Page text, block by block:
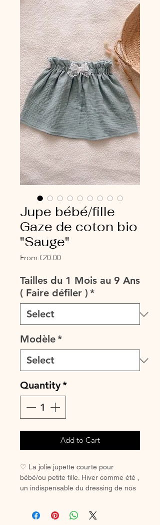
Jupe bébé/fille
Gaze de coton bio
"Sauge"
From €20.00Sale
Tailles du 1 Mois au 9 Ans
( Faire défiler ) *
Modèle*
Quantity*
Add to Cart
♡ La jolie jupette courte pour
bébé/ou petite fille. Hiver comme été ,
un indispensable du dressing de nos
à la main.